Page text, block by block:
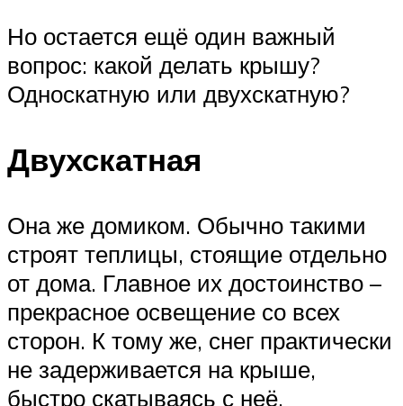
Но остается ещё один важный
вопрос: какой делать крышу?
Односкатную или двухскатную?
Двухскатная
Она же домиком. Обычно такими
строят теплицы, стоящие отдельно
от дома. Главное их достоинство –
прекрасное освещение со всех
сторон. К тому же, снег практически
не задерживается на крыше,
быстро скатываясь с неё.